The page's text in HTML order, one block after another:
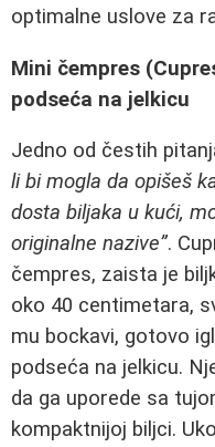
optimalne uslove za
Mini čempres
podseća na jelkicu
Jedno od čestih
li bi mogla da opišeš
dosta biljaka u kući,
originalne nazive”.
čempres, zaista je
oko 40 centimetara,
mu bockavi, gotovo
podseća na jelkicu.
da ga uporede sa
kompaktnijoj biljci.